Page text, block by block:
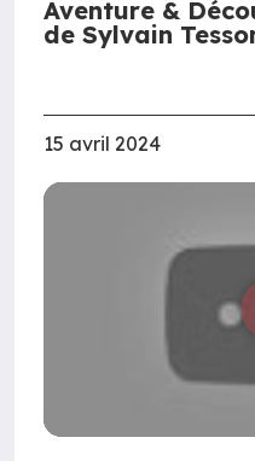
Aventure &
de Sylvain
15 avril 2024